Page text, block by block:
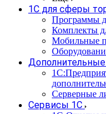
1С для сферы
Программы
Комплекты
Мобильные
Серверные
Сервисы 1С